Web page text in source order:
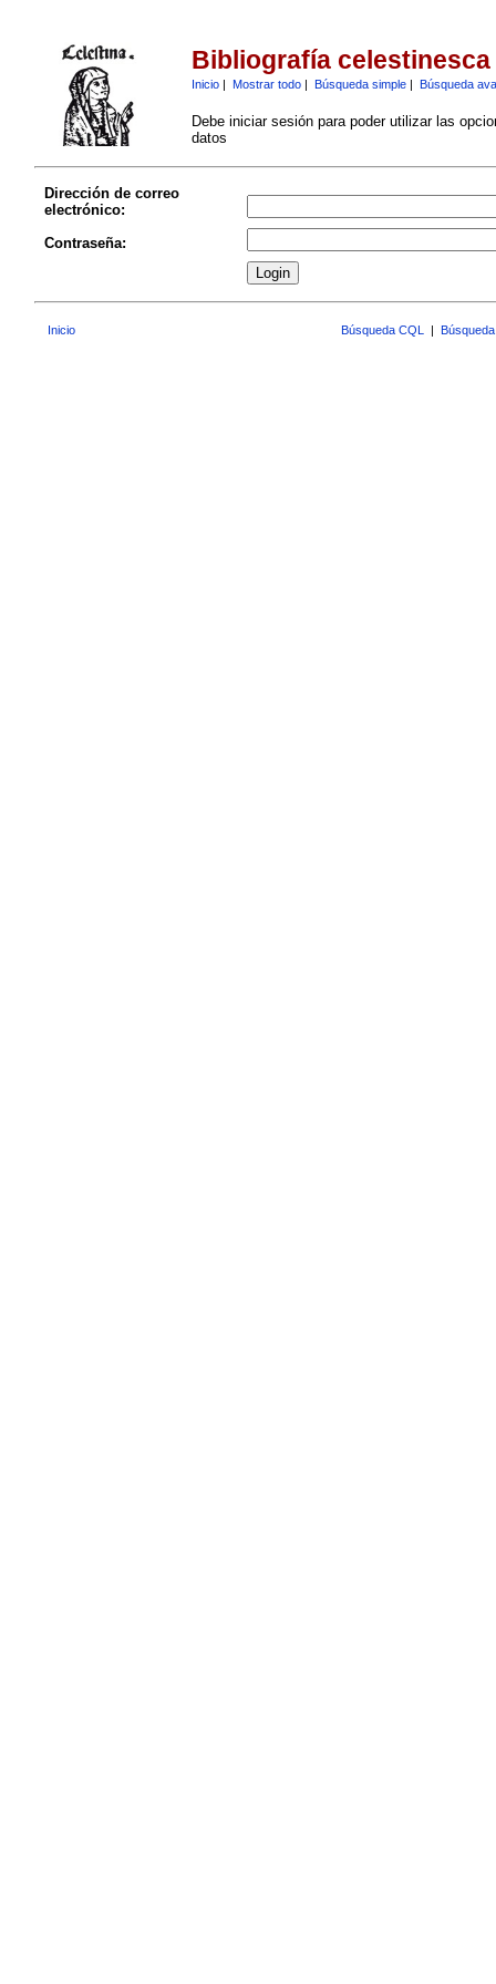
Bibliografía celestinesca
Inicio| Mostrar todo| Búsqueda simple| Búsqueda
Debe iniciar sesión para poder utilizar las
datos
Dirección de correo
electrónico:
Contraseña:
Inicio Búsqueda CQL |